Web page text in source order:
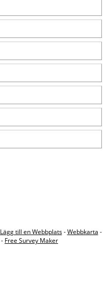
Lägg till en Webbplats-Webbkarta -
- Free Survey Maker